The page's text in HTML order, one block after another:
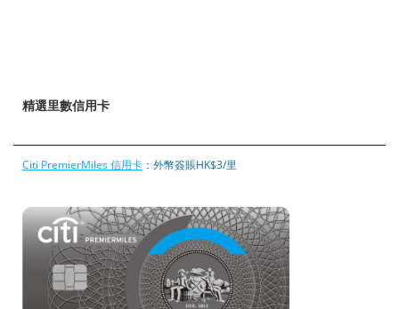
精選里數信用卡
Citi PremierMiles 信用卡 ：外幣簽賬HK$3/里